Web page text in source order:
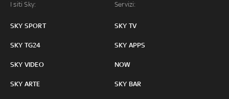
I siti Sky:
SKY SPORT
SKY TG24
SKY VIDEO
SKY ARTE
Servizi:
SKY TV
SKY APPS
NOW
SKY BAR